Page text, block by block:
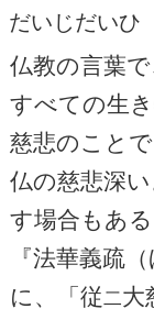
だいじだいひ
仏教の言葉
すべての生
慈悲のこと
仏の慈悲深
す場合もある
『法華義疏
に、「従 二大